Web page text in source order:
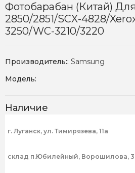
Фотобарабан (Китай)
2850/2851/SCX-4828/
3250/WC-3210/3220
Производитель:: Samsung
Модель:
Наличие
г. Луганск, ул. Тимирязева, 11а
склад п.Юбилейный, Ворошилова, 3